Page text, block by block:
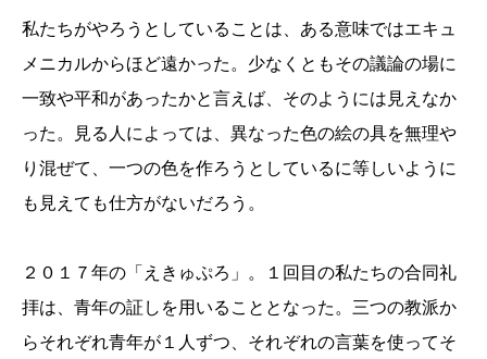
私たちがやろうとしていることは、ある意味ではエキュ
メニカルからほど遠かった。少なくともその議論の場に
一致や平和があったかと言えば、そのようには見えなか
った。見る人によっては、異なった色の絵の具を無理や
り混ぜて、一つの色を作ろうとしているに等しいように
も見えても仕方がないだろう。
２０１７年の「えきゅぷろ」。１回目の私たちの合同礼
拝は、青年の証しを用いることとなった。三つの教派か
らそれぞれ青年が１人ずつ、それぞれの言葉を使ってそ